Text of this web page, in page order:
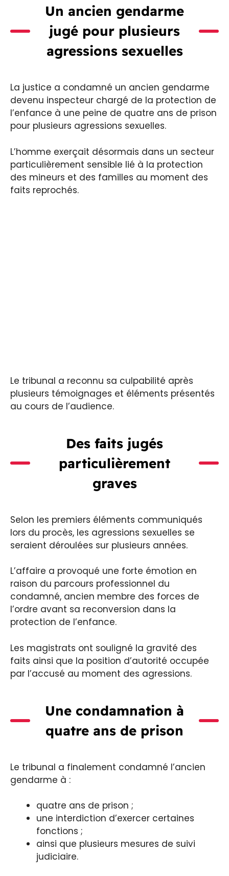
Un ancien gendarme
jugé pour plusieurs
agressions sexuelles
La justice a condamné un ancien gendarme
devenu inspecteur chargé de la protection de
l’enfance à une peine de quatre ans de prison
pour plusieurs agressions sexuelles.
L’homme exerçait désormais dans un secteur
particulièrement sensible lié à la protection
des mineurs et des familles au moment des
faits reprochés.
Le tribunal a reconnu sa culpabilité après
plusieurs témoignages et éléments présentés
au cours de l’audience.
Des faits jugés
particulièrement
graves
Selon les premiers éléments communiqués
lors du procès, les agressions sexuelles se
seraient déroulées sur plusieurs années.
L’affaire a provoqué une forte émotion en
raison du parcours professionnel du
condamné, ancien membre des forces de
l’ordre avant sa reconversion dans la
protection de l’enfance.
Les magistrats ont souligné la gravité des
faits ainsi que la position d’autorité occupée
par l’accusé au moment des agressions.
Une condamnation à
quatre ans de prison
Le tribunal a finalement condamné l’ancien
gendarme à :
quatre ans de prison ;
une interdiction d’exercer certaines
fonctions ;
ainsi que plusieurs mesures de suivi
judiciaire.